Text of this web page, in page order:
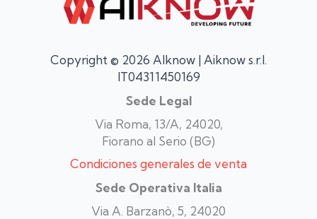
Copyright © 2026 AIknow | Aiknow s.r.l.
IT04311450169
Sede Legal
Via Roma, 13/A, 24020,
Fiorano al Serio (BG)
Condiciones generales de venta
Sede Operativa Italia
Via A. Barzanò, 5, 24020